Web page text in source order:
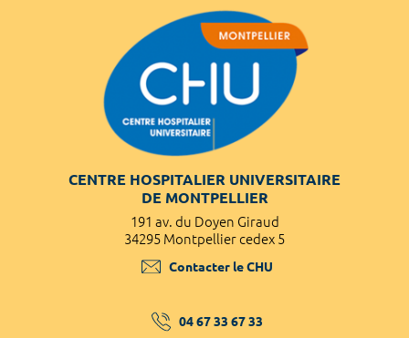
CENTRE HOSPITALIER UNIVERSITAIRE
DE MONTPELLIER
191 av. du Doyen Giraud
34295 Montpellier cedex 5
Contacter le CHU
04 67 33 67 33